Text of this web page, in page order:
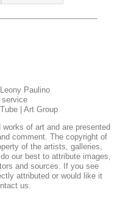
Paulino
service
Art Group
of art and are presented
comment. The copyright of
of the artists, galleries,
our best to attribute images,
and sources. If you see
attributed or would like it
us.